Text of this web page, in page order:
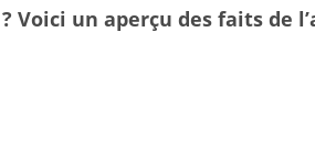
un aperçu des faits de